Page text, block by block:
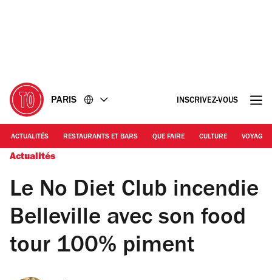
PARIS INSCRIVEZ-VOUS
ACTUALITÉS RESTAURANTS ET BARS QUE FAIRE CULTURE VOYAGE
Actualités
Le No Diet Club incendie
Belleville avec son food
tour 100% piment